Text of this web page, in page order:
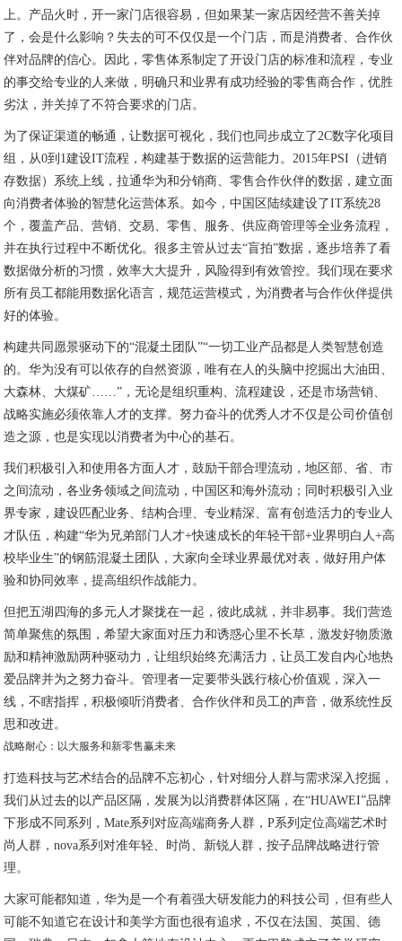
上。产品火时，开一家门店很容易，但如果某一家店因经营不善关掉
了，会是什么影响？失去的可不仅仅是一个门店，而是消费者、合作伙
伴对品牌的信心。因此，零售体系制定了开设门店的标准和流程，专业
的事交给专业的人来做，明确只和业界有成功经验的零售商合作，优胜
劣汰，并关掉了不符合要求的门店。
为了保证渠道的畅通，让数据可视化，我们也同步成立了2C数字化项目
组，从0到1建设IT流程，构建基于数据的运营能力。2015年PSI（进销
存数据）系统上线，拉通华为和分销商、零售合作伙伴的数据，建立面
向消费者体验的智慧化运营体系。如今，中国区陆续建设了IT系统28
个，覆盖产品、营销、交易、零售、服务、供应商管理等全业务流程，
并在执行过程中不断优化。很多主管从过去“盲拍”数据，逐步培养了看
数据做分析的习惯，效率大大提升，风险得到有效管控。我们现在要求
所有员工都能用数据化语言，规范运营模式，为消费者与合作伙伴提供
好的体验。
构建共同愿景驱动下的“混凝土团队”“一切工业产品都是人类智慧创造
的。华为没有可以依存的自然资源，唯有在人的头脑中挖掘出大油田、
大森林、大煤矿……”，无论是组织重构、流程建设，还是市场营销、
战略实施必须依靠人才的支撑。努力奋斗的优秀人才不仅是公司价值创
造之源，也是实现以消费者为中心的基石。
我们积极引入和使用各方面人才，鼓励干部合理流动，地区部、省、市
之间流动，各业务领域之间流动，中国区和海外流动；同时积极引入业
界专家，建设匹配业务、结构合理、专业精深、富有创造活力的专业人
才队伍，构建“华为兄弟部门人才+快速成长的年轻干部+业界明白人+高
校毕业生”的钢筋混凝土团队，大家向全球业界最优对表，做好用户体
验和协同效率，提高组织作战能力。
但把五湖四海的多元人才聚拢在一起，彼此成就，并非易事。我们营造
简单聚焦的氛围，希望大家面对压力和诱惑心里不长草，激发好物质激
励和精神激励两种驱动力，让组织始终充满活力，让员工发自内心地热
爱品牌并为之努力奋斗。管理者一定要带头践行核心价值观，深入一
线，不瞎指挥，积极倾听消费者、合作伙伴和员工的声音，做系统性反
思和改进。
战略耐心：以大服务和新零售赢未来
打造科技与艺术结合的品牌不忘初心，针对细分人群与需求深入挖掘，
我们从过去的以产品区隔，发展为以消费群体区隔，在“HUAWEI”品牌
下形成不同系列，Mate系列对应高端商务人群，P系列定位高端艺术时
尚人群，nova系列对准年轻、时尚、新锐人群，按子品牌战略进行管
理。
大家可能都知道，华为是一个有着强大研发能力的科技公司，但有些人
可能不知道它在设计和美学方面也很有追求，不仅在法国、英国、德